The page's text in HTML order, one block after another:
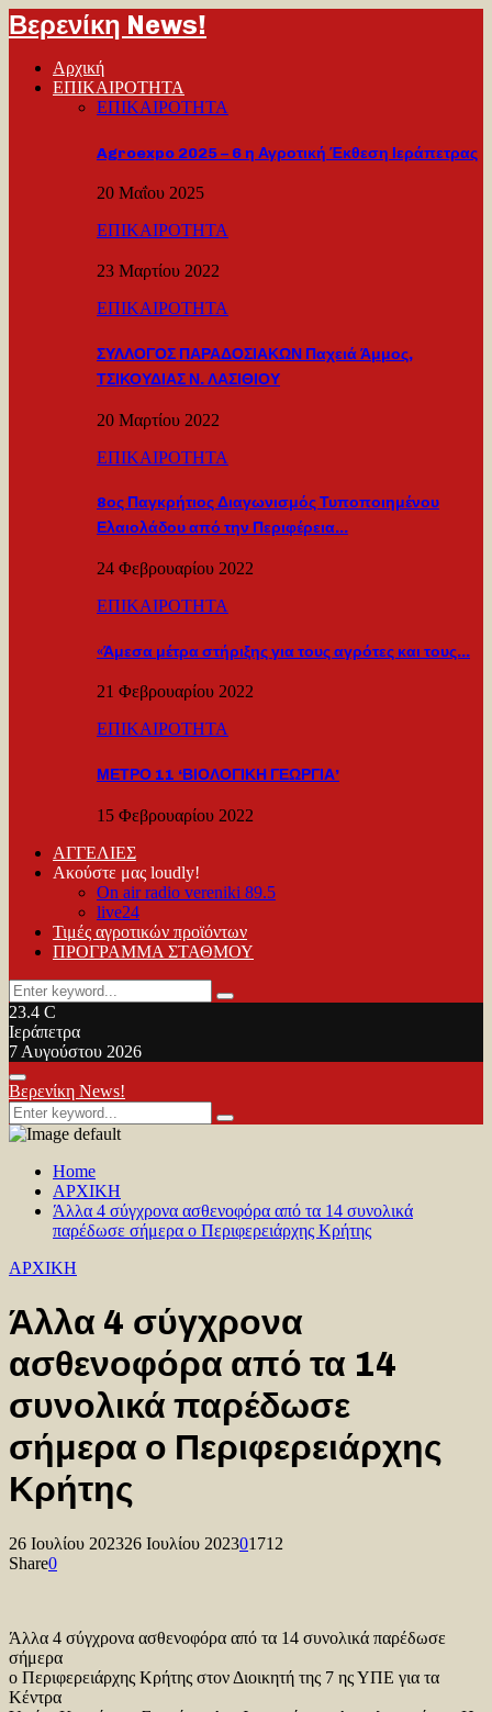
Βερενίκη News!
Αρχική
ΕΠΙΚΑΙΡΟΤΗΤΑ
ΕΠΙΚΑΙΡΟΤΗΤΑ
Agroexpo 2025 – 6 η Αγροτική Έκθεση Ιεράπετρας
20 Μαΐου 2025
ΕΠΙΚΑΙΡΟΤΗΤΑ
23 Μαρτίου 2022
ΕΠΙΚΑΙΡΟΤΗΤΑ
ΣΥΛΛΟΓΟΣ ΠΑΡΑΔΟΣΙΑΚΩΝ Παχειά Άμμος,
ΤΣΙΚΟΥΔΙΑΣ Ν. ΛΑΣΙΘΙΟΥ
20 Μαρτίου 2022
ΕΠΙΚΑΙΡΟΤΗΤΑ
8ος Παγκρήτιος Διαγωνισμός Τυποποιημένου
Ελαιολάδου από την Περιφέρεια…
24 Φεβρουαρίου 2022
ΕΠΙΚΑΙΡΟΤΗΤΑ
«Άμεσα μέτρα στήριξης για τους αγρότες και τους…
21 Φεβρουαρίου 2022
ΕΠΙΚΑΙΡΟΤΗΤΑ
ΜΕΤΡΟ 11 ‘ΒΙΟΛΟΓΙΚΗ ΓΕΩΡΓΙΑ’
15 Φεβρουαρίου 2022
ΑΓΓΕΛΙΕΣ
Ακούστε μας loudly!
On air radio vereniki 89.5
live24
Τιμές αγροτικών προϊόντων
ΠΡΟΓΡΑΜΜΑ ΣΤΑΘΜΟΥ
Search
for:
Search
23.4 C
Ιεράπετρα
7 Αυγούστου 2026
Facebook
Twitter
Youtube
Primary
Menu
Βερενίκη News!
Search
for:
Search
Home
ΑΡΧΙΚΗ
Άλλα 4 σύγχρονα ασθενοφόρα από τα 14 συνολικά
παρέδωσε σήμερα ο Περιφερειάρχης Κρήτης
ΑΡΧΙΚΗ
Άλλα 4 σύγχρονα
ασθενοφόρα από τα 14
συνολικά παρέδωσε
σήμερα ο Περιφερειάρχης
Κρήτης
26 Ιουλίου 202326 Ιουλίου 202301712
Share0
Άλλα 4 σύγχρονα ασθενοφόρα από τα 14 συνολικά παρέδωσε
σήμερα
ο Περιφερειάρχης Κρήτης στον Διοικητή της 7 ης ΥΠΕ για τα
Κέντρα